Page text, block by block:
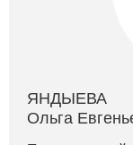
ЯНДЫЕВА
Ольга